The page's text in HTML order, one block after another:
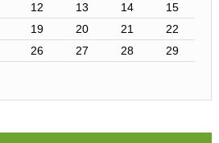
12 13 14
15
19 20 21
22
26 27 28
29